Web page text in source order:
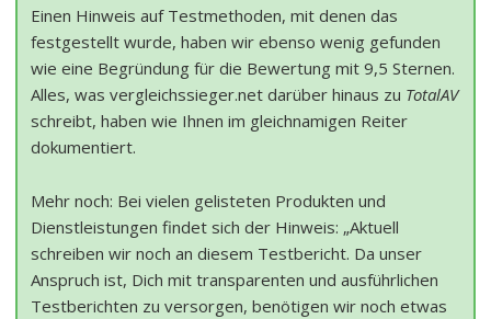
Einen Hinweis auf Testmethoden, mit denen das
festgestellt wurde, haben wir ebenso wenig gefunden
wie eine Begründung für die Bewertung mit 9,5 Sternen.
Alles, was vergleichssieger.net darüber hinaus zu TotalAV
schreibt, haben wie Ihnen im gleichnamigen Reiter
dokumentiert.
Mehr noch: Bei vielen gelisteten Produkten und
Dienstleistungen findet sich der Hinweis: „Aktuell
schreiben wir noch an diesem Testbericht. Da unser
Anspruch ist, Dich mit transparenten und ausführlichen
Testberichten zu versorgen, benötigen wir noch etwas